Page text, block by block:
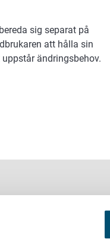
sig separat på
att hålla sin
ändringsbehov.